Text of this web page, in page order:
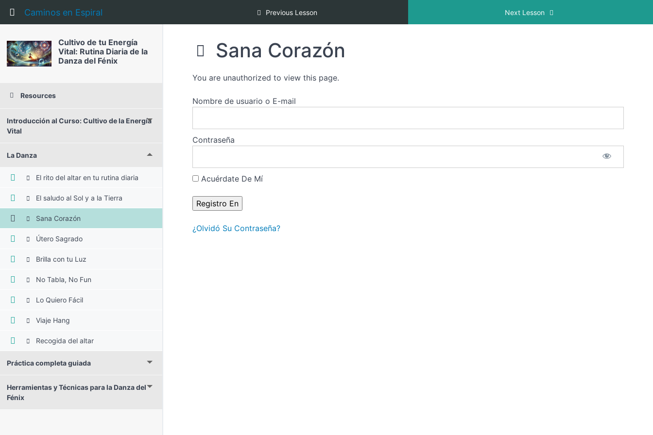
Return to course: Cultivo de tu Energía Vital: Rutina Diaria de la Danza del Fénix
Caminos en Espiral Previous Lesson Next Lesson
Cultivo de tu Energía
Vital: Rutina Diaria de la
Danza del Fénix
Resources
Introducción al Curso: Cultivo de la Energía
Vital
La Danza
El rito del altar en tu rutina diaria
El saludo al Sol y a la Tierra
Sana Corazón
Útero Sagrado
Brilla con tu Luz
No Tabla, No Fun
Lo Quiero Fácil
Viaje Hang
Recogida del altar
Práctica completa guiada
Herramientas y Técnicas para la Danza del
Fénix
Sana Corazón
You are unauthorized to view this page.
Nombre de usuario o E-mail
Contraseña
Acuérdate De Mí
¿Olvidó Su Contraseña?